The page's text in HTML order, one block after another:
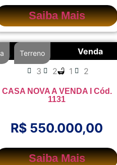
Saiba Mais
Venda
, Terreno
3 2 1 2
CASA NOVA A VENDA I Cód.
1131
R$ 550.000,00
Saiba Mais